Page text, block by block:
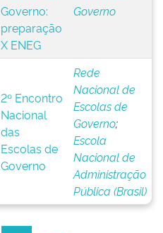
Governo:
preparação
X ENEG
Governo
2º Encontro
Nacional
das
Escolas de
Governo
Rede
Nacional de
Escolas de
Governo;
Escola
Nacional de
Administração
Pública (Brasil)